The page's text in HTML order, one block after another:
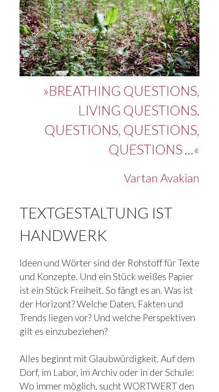
»BREATHING QUESTIONS,
LIVING QUESTIONS.
QUESTIONS, QUESTIONS,
QUESTIONS …«
Vartan Avakian
TEXTGESTALTUNG IST
HANDWERK
Ideen und Wörter sind der Rohstoff für Texte
und Konzepte. Und ein Stück weißes Papier
ist ein Stück Freiheit. So fängt es an. Was ist
der Horizont? Welche Daten, Fakten und
Trends liegen vor? Und welche Perspektiven
gilt es einzubeziehen?
Alles beginnt mit Glaubwürdigkeit. Auf dem
Dorf, im Labor, im Archiv oder in der Schule:
Wo immer möglich, sucht WORTWERT den